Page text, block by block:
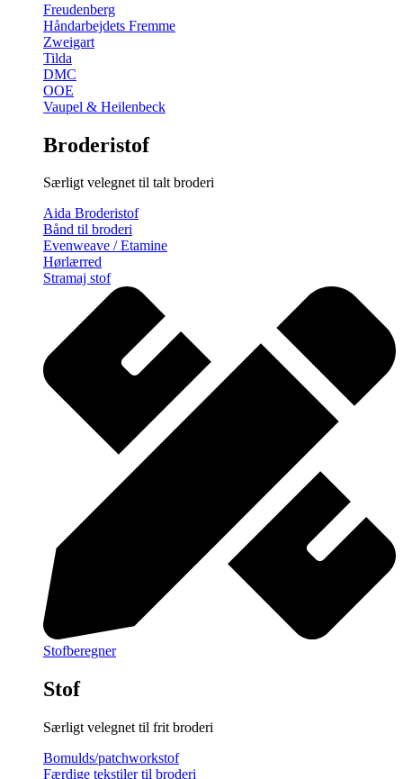
Freudenberg
Håndarbejdets Fremme
Zweigart
Tilda
DMC
OOE
Vaupel & Heilenbeck
Broderistof
Særligt velegnet til talt broderi
Aida Broderistof
Bånd til broderi
Evenweave / Etamine
Hørlærred
Stramaj stof
Stofberegner
Stof
Særligt velegnet til frit broderi
Bomulds/patchworkstof
Færdige tekstiler til broderi